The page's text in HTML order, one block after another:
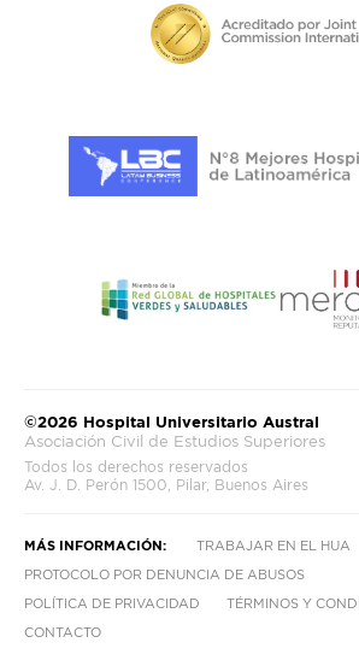
©2026 Hospital Universitario Austral
Asociación Civil de Estudios Superiores
Todos los derechos reservados
Av. J. D. Perón 1500, Pilar, Buenos Aires
MÁS INFORMACIÓN: TRABAJAR EN EL HUA
PROTOCOLO POR DENUNCIA DE ABUSOS
POLÍTICA DE PRIVACIDAD TÉRMINOS Y
CONTACTO